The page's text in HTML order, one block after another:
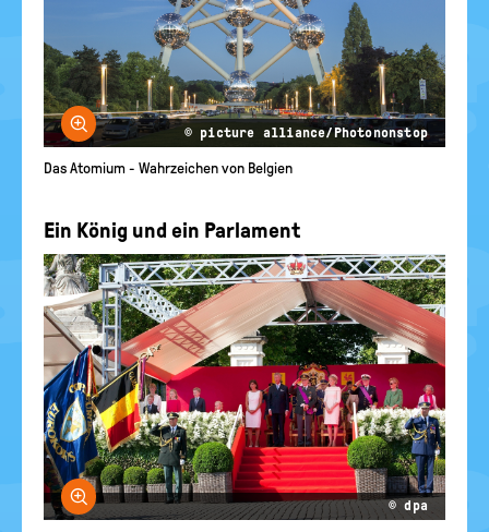
Bild vergrößern
© picture alliance/Photononstop
Das Atomium - Wahrzeichen von Belgien
Ein König und ein Parlament
Bild vergrößern
© dpa